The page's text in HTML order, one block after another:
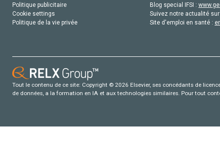
Politique publicitaire
Cookie settings
Politique de la vie privée
Blog special IFSI :
Suivez notre actualité
Site d'emploi en santé :
Tout le contenu de ce site: Copyright © 2026 Elsevier, ses concédants de
de données, a la formation en IA et aux technologies similaires. Pour tout